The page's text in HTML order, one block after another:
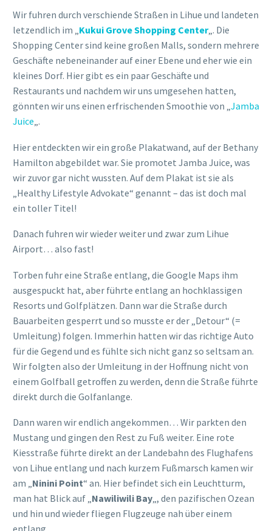
Wir fuhren durch verschiende Straßen in Lihue und landeten
letzendlich im „Kukui Grove Shopping Center„. Die
Shopping Center sind keine großen Malls, sondern mehrere
Geschäfte nebeneinander auf einer Ebene und eher wie ein
kleines Dorf. Hier gibt es ein paar Geschäfte und
Restaurants und nachdem wir uns umgesehen hatten,
gönnten wir uns einen erfrischenden Smoothie von „Jamba
Juice„.
Hier entdeckten wir ein große Plakatwand, auf der Bethany
Hamilton abgebildet war. Sie promotet Jamba Juice, was
wir zuvor gar nicht wussten. Auf dem Plakat ist sie als
„Healthy Lifestyle Advokate“ genannt – das ist doch mal
ein toller Titel!
Danach fuhren wir wieder weiter und zwar zum Lihue
Airport… also fast!
Torben fuhr eine Straße entlang, die Google Maps ihm
ausgespuckt hat, aber führte entlang an hochklassigen
Resorts und Golfplätzen. Dann war die Straße durch
Bauarbeiten gesperrt und so musste er der „Detour“ (=
Umleitung) folgen. Immerhin hatten wir das richtige Auto
für die Gegend und es fühlte sich nicht ganz so seltsam an.
Wir folgten also der Umleitung in der Hoffnung nicht von
einem Golfball getroffen zu werden, denn die Straße führte
direkt durch die Golfanlange.
Dann waren wir endlich angekommen… Wir parkten den
Mustang und gingen den Rest zu Fuß weiter. Eine rote
Kiesstraße führte direkt an der Landebahn des Flughafens
von Lihue entlang und nach kurzem Fußmarsch kamen wir
am „Ninini Point“ an. Hier befindet sich ein Leuchtturm,
man hat Blick auf „Nawiliwili Bay„, den pazifischen Ozean
und hin und wieder fliegen Flugzeuge nah über einem